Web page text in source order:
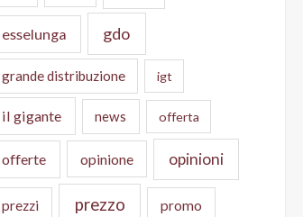
esselunga gdo
grande distribuzione igt
il gigante news offerta
offerte opinione opinioni
prezzi prezzo promo